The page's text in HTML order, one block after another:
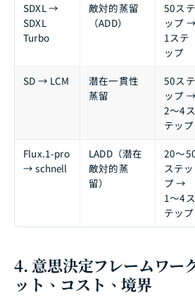
SDXL →
SDXL
Turbo
敵対的蒸留
（ADD）
50ステ
ップ →
1ステ
ップ
SD → LCM
潜在一貫性
蒸留
50ステ
ップ →
2〜4ス
テップ
Flux.1-pro
→ schnell
LADD（潜在
敵対的蒸
留）
20〜
ステッ
プ →
1〜4ス
テップ
4. 意思決定フレームワー
ット、コスト、境界